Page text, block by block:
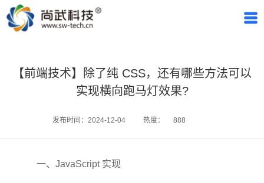
【前端技术】除了纯 CSS，还有哪些方法可以
实现横向跑马灯效果?
发布时间：2024-12-04 热度： 888
一、JavaScript 实现